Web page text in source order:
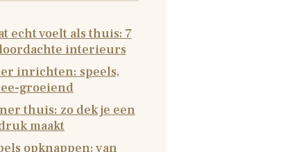
echt voelt als thuis: 7
interieurs
inrichten: speels,
groeiend
thuis: zo dek je een
maakt
opknappen: van